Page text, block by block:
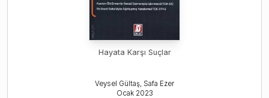
Hayata Karşı Suçlar
Veysel Gültaş, Safa Ezer
Ocak 2023